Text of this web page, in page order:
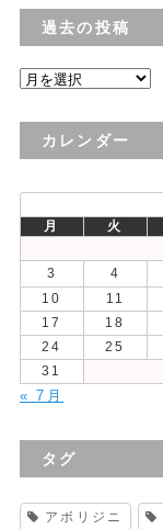
過去の投稿
過
の
カレンダー
月
火
3
4
10
11
17
18
24
25
31
« 7月
タグ
アボリジニ